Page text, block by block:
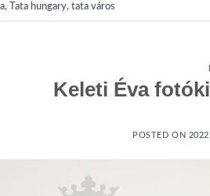
, Tata hungary, tata város
Keleti Éva
POSTED ON